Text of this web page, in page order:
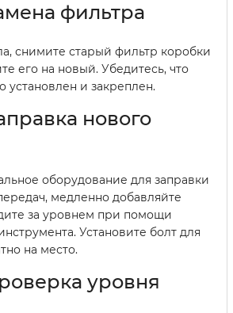
фильтра
снимите старый фильтр коробки
его на новый. Убедитесь, что
установлен и закреплен.
нового
оборудование для заправки
медленно добавляйте
за уровнем при помощи
Установите болт для
на место.
уровня